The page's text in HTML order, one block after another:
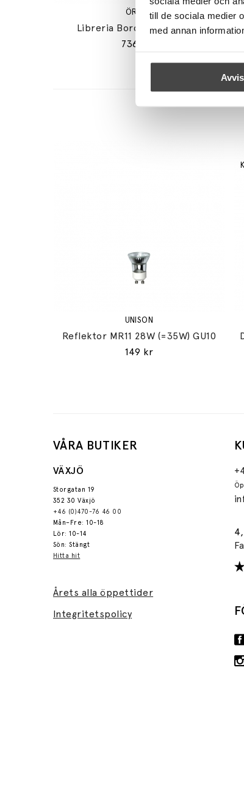
till de sociala medier
med annan
ÖRSJÖ
Libreria Bordslampa Svart
7365 kr
UNISON
Reflektor MR11 28W (=35W) GU10
149 kr
VÅRA BUTIKER
VÄXJÖ
Storgatan 19
352 30 Växjö
+46 (0)470-76 46 00
Mån–Fre: 10-18
Lör: 10-14
Sön: Stängt
Hitta hit
Årets alla öppettider
Integritetspolicy